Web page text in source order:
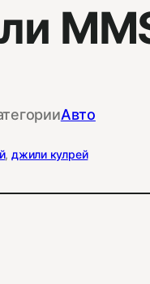
Авто
, джили кулрей